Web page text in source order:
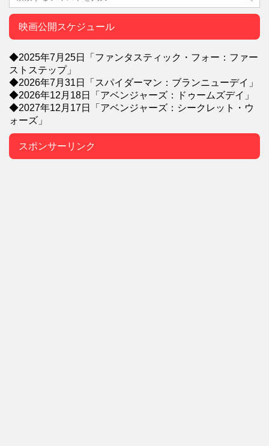
映画公開スケジュール
◆2025年7月25日「ファンタスティック・フォー：ファー
ストステップ」
◆2026年7月31日「スパイダーマン：ブランニューデイ」
◆2026年12月18日「アベンジャーズ：ドゥームズデイ」
◆2027年12月17日「アベンジャーズ：シークレット・ウ
ォーズ」
スポンサーリンク